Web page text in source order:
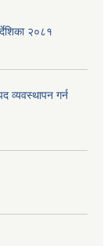
२०८१
व्यवस्थापन गर्न